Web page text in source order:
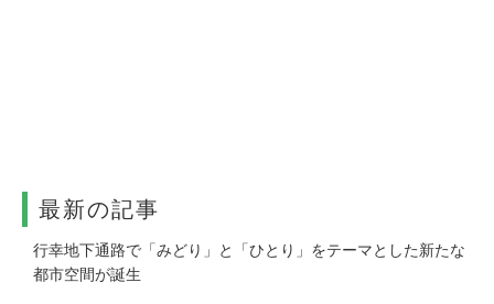
最新の記事
⾏幸地下通路で「みどり」と「ひとり」をテーマとした新たな
都市空間が誕生